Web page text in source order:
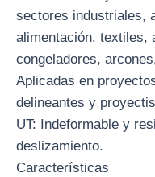
sectores industriales,
alimentación, textiles,
congeladores,
Aplicadas en
delineantes y
UT: Indeformable y
deslizamiento.
Características